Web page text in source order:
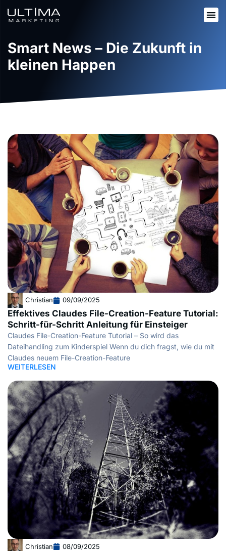
Smart News – Die Zukunft in
kleinen Happen
Christian 09/09/2025
Effektives Claudes File-Creation-Feature Tutorial:
Schritt-für-Schritt Anleitung für Einsteiger
Claudes File-Creation-Feature Tutorial – So wird das
Dateihandling zum Kinderspiel Wenn du dich fragst, wie du mit
Claudes neuem File-Creation-Feature
WEITERLESEN
Christian 08/09/2025